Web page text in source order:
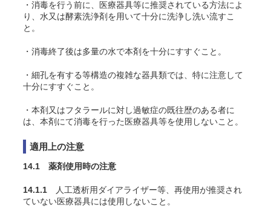
・消毒を行う前に、医療器具等に推奨されている方法によ
り、水又は酵素洗浄剤を用いて十分に洗浄し洗い流すこ
と。
・消毒終了後は多量の水で本剤を十分にすすぐこと。
・細孔を有する等構造の複雑な器具類では、特に注意して
十分にすすぐこと。
・本剤又はフタラールに対し過敏症の既往歴のある者に
は、本剤にて消毒を行った医療器具等を使用しないこと。
適用上の注意
14.1 薬剤使用時の注意
14.1.1 人工透析用ダイアライザー等、再使用が推奨され
ていない医療器具には使用しないこと。